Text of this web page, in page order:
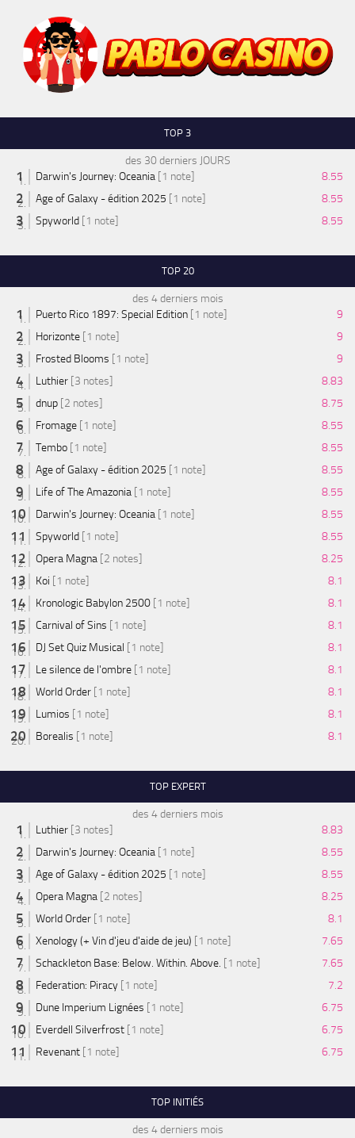
TOP 3
des 30 derniers JOURS
Darwin's Journey: Oceania [1 note]
8.55
Age of Galaxy - édition 2025 [1 note]
8.55
Spyworld [1 note] 8.55
TOP 20
des 4 derniers mois
Puerto Rico 1897: Special Edition [1 note]
9
Horizonte [1 note]
9
Frosted Blooms [1 note]
9
Luthier [3 notes]
8.83
dnup [2 notes]
8.75
Fromage [1 note]
8.55
Tembo [1 note]
8.55
Age of Galaxy - édition 2025 [1 note]
8.55
Life of The Amazonia [1 note]
8.55
Darwin's Journey: Oceania [1 note]
8.55
Spyworld [1 note]
8.55
Opera Magna [2 notes]
8.25
Koi [1 note]
8.1
Kronologic Babylon 2500 [1 note]
8.1
Carnival of Sins [1 note]
8.1
DJ Set Quiz Musical [1 note]
8.1
Le silence de l'ombre [1 note]
8.1
World Order [1 note]
8.1
Lumios [1 note]
8.1
Borealis [1 note] 8.1
TOP EXPERT
des 4 derniers mois
Luthier [3 notes]
8.83
Darwin's Journey: Oceania [1 note]
8.55
Age of Galaxy - édition 2025 [1 note]
8.55
Opera Magna [2 notes]
8.25
World Order [1 note]
8.1
Xenology (+ Vin d'jeu d'aide de jeu) [1 note]
7.65
Schackleton Base: Below. Within. Above. [1 note]
7.65
Federation: Piracy [1 note]
7.2
Dune Imperium Lignées [1 note]
6.75
Everdell Silverfrost [1 note]
6.75
Revenant [1 note] 6.75
TOP INITIÉS
des 4 derniers mois